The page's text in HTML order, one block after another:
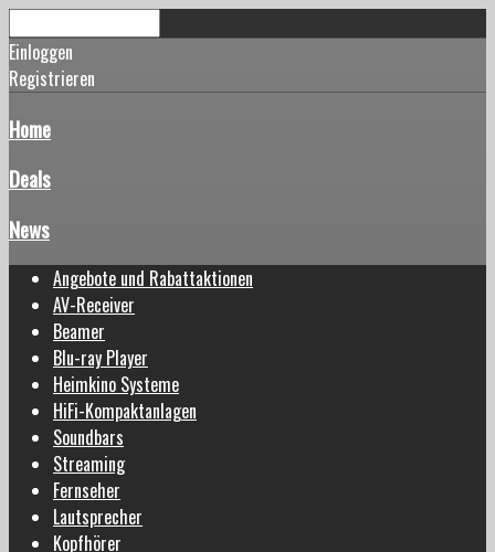
Einloggen
Registrieren
Home
Deals
News
Angebote und Rabattaktionen
AV-Receiver
Beamer
Blu-ray Player
Heimkino Systeme
HiFi-Kompaktanlagen
Soundbars
Streaming
Fernseher
Lautsprecher
Kopfhörer